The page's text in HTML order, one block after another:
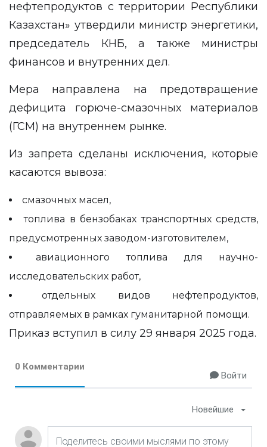
нефтепродуктов с территории Республики
Казахстан» утвердили министр энергетики,
председатель КНБ, а также министры
финансов и внутренних дел.
Мера направлена на предотвращение
дефицита горюче-смазочных материалов
(ГСМ) на внутреннем рынке.
Из запрета сделаны исключения, которые
касаются вывоза:
смазочных масел,
топлива в бензобаках транспортных средств,
предусмотренных заводом-изготовителем,
авиационного топлива для научно-
исследовательских работ,
отдельных видов нефтепродуктов,
отправляемых в рамках гуманитарной помощи.
Приказ вступил в силу 29 января 2025 года.
0 Комментарии
Войти
Новейшие